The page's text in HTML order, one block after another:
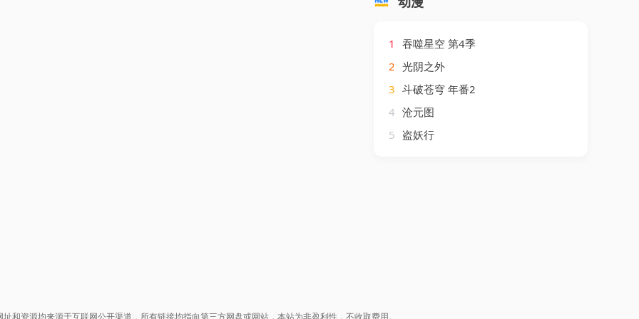
1
吞噬星空 第4季
2 光阴之外
3 斗破苍穹 年番2
4 沧元图
5 盗妖行
和资源均来源于互联网公开渠道，所有链接均指向第三方网盘或网站，本站为非盈利性，不收取费用。